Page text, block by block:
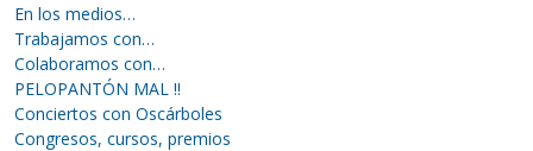
En los medios…
Trabajamos con…
Colaboramos con…
PELOPANTÓN MAL !!
Conciertos con Oscárboles
Congresos, cursos, premios